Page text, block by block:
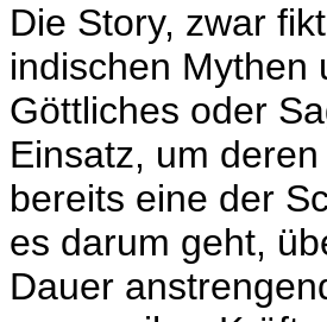
Die Story, zwar
indischen Mythen
Göttliches oder
Einsatz, um
bereits eine der
es darum geht,
Dauer